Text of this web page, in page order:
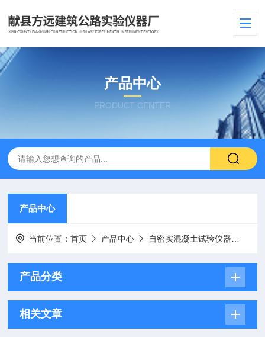
产品中心
PRODUCT CENTER
产品中心
当前位置：首页 产品中心 自密实混凝土试验仪器
产品分类
相关文章